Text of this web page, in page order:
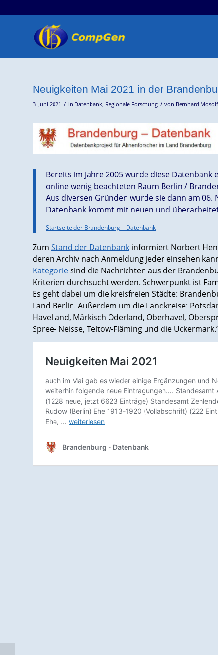
Neuigkeiten Mai 2021 in der
3. Juni 2021 / in Datenbank, Regionale Forschung / von Bernhard Mosolf
Bereits im Jahre 2005 wurde diese
online wenig beachteten Raum Berlin /
Aus diversen Gründen wurde sie dann am
Datenbank kommt mit neuen und
Startseite der Brandenburg – Datenbank
Zum Stand der Datenbank informiert Norbert
deren Archiv nach Anmeldung jeder einsehen
Kategoriesind die Nachrichten aus der
Kriterien durchsucht werden. Schwerpunkt ist
Es geht dabei um die kreisfreien Städte:
Land Berlin. Außerdem um die Landkreise:
Havelland, Märkisch Oderland, Oberhavel,
Spree- Neisse, Teltow-Fläming und die